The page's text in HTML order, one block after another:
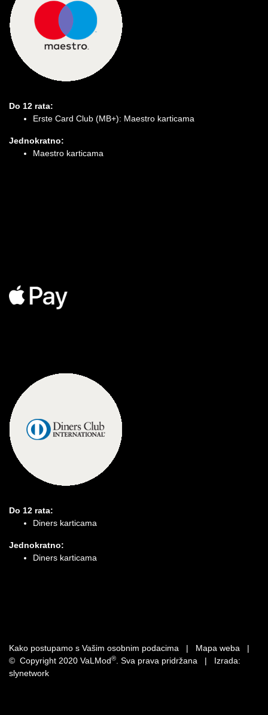
Do 12 rata:
Erste Card Club (MB+): Maestro karticama
Jednokratno:
Maestro karticama
Do 12 rata:
Diners karticama
Jednokratno:
Diners karticama
Kako postupamo s Vašim osobnim podacima | Mapa weba |
© Copyright 2020 VaLMod®
. Sva prava pridržana | Izrada:
slynetwork